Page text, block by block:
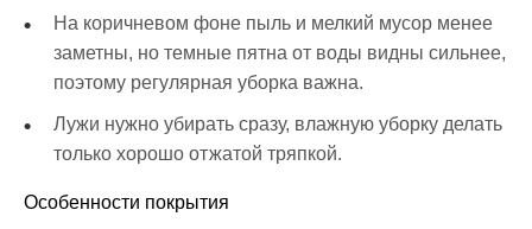
На коричневом фоне пыль и мелкий мусор менее
заметны, но темные пятна от воды видны сильнее,
поэтому регулярная уборка важна.
Лужи нужно убирать сразу, влажную уборку делать
только хорошо отжатой тряпкой.
Особенности покрытия